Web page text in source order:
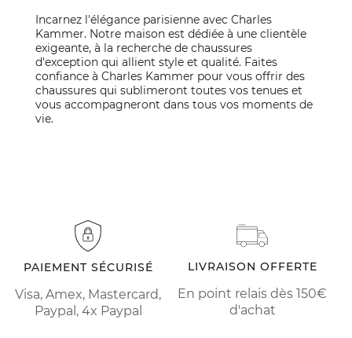
Incarnez l'élégance parisienne avec Charles
Kammer. Notre maison est dédiée à une clientèle
exigeante, à la recherche de chaussures
d'exception qui allient style et qualité. Faites
confiance à Charles Kammer pour vous offrir des
chaussures qui sublimeront toutes vos tenues et
vous accompagneront dans tous vos moments de
vie.
PAIEMENT SÉCURISÉ
Visa, Amex, Mastercard,
Paypal, 4x Paypal
LIVRAISON OFFERTE
En point relais dès 150€
d'achat